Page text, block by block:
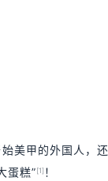
美甲的外国人，还
蛋糕”[1] ！